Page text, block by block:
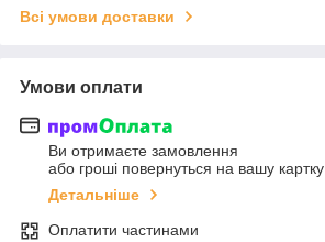
Всі умови доставки
Умови оплати
Ви отримаєте замовлення
або гроші повернуться на вашу картку
Детальніше
Оплатити частинами